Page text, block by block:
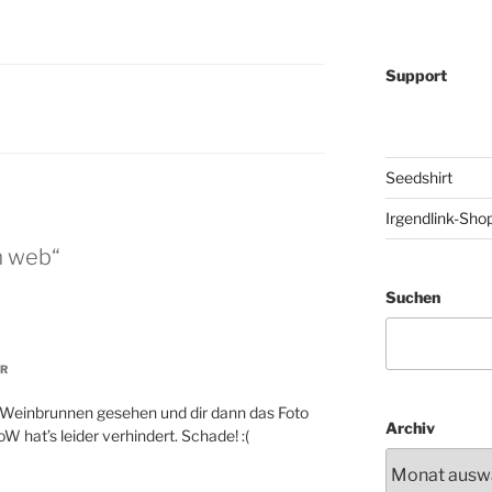
gesehen und dir dann das Foto
hat’s leider verhindert. Schade! :(
Support
Seedshirt
Irgendlink-
Suchen
Archiv